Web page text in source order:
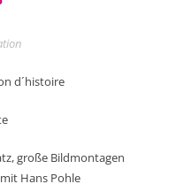
d´histoire
große Bildmontagen
Hans Pohle